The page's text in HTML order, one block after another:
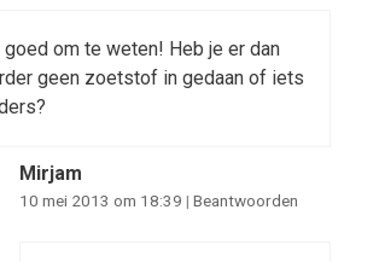
goed om te weten! Heb je er dan
geen zoetstof in gedaan of iets
Mirjam
10 mei 2013 om 18:39 | Beantwoorden